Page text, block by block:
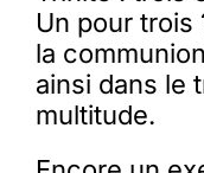
Un pour trois
la
ainsi dans le
multitude.